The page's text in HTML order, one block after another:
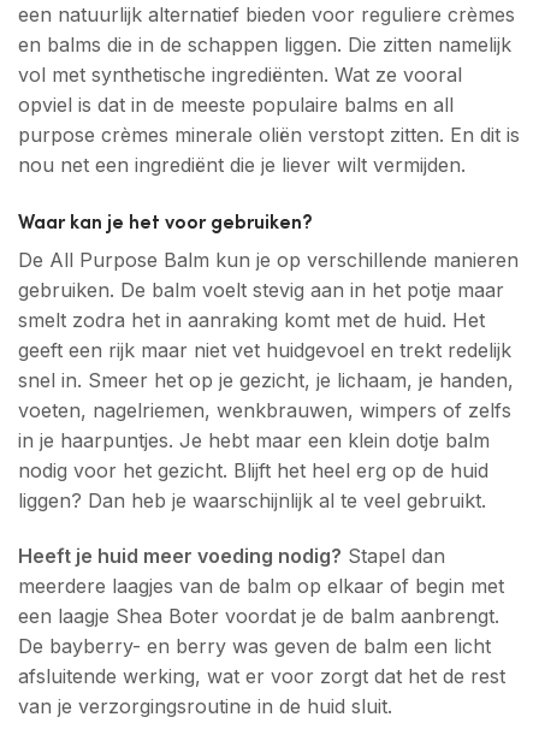
een natuurlijk alternatief bieden voor reguliere crèmes
en balms die in de schappen liggen. Die zitten namelijk
vol met synthetische ingrediënten. Wat ze vooral
opviel is dat in de meeste populaire balms en all
purpose crèmes minerale oliën verstopt zitten. En dit is
nou net een ingrediënt die je liever wilt vermijden.
Waar kan je het voor gebruiken?
De All Purpose Balm kun je op verschillende manieren
gebruiken. De balm voelt stevig aan in het potje maar
smelt zodra het in aanraking komt met de huid. Het
geeft een rijk maar niet vet huidgevoel en trekt redelijk
snel in. Smeer het op je gezicht, je lichaam, je handen,
voeten, nagelriemen, wenkbrauwen, wimpers of zelfs
in je haarpuntjes. Je hebt maar een klein dotje balm
nodig voor het gezicht. Blijft het heel erg op de huid
liggen? Dan heb je waarschijnlijk al te veel gebruikt.
Heeft je huid meer voeding nodig? Stapel dan
meerdere laagjes van de balm op elkaar of begin met
een laagje Shea Boter voordat je de balm aanbrengt.
De bayberry- en berry was geven de balm een licht
afsluitende werking, wat er voor zorgt dat het de rest
van je verzorgingsroutine in de huid sluit.